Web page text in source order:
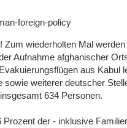
foreign-policy
Zum wiederholten Mal
Aufnahme afghanischer
aus Kabul
sowie weiterer deutscher
634 Personen.
Prozent der - inklusive